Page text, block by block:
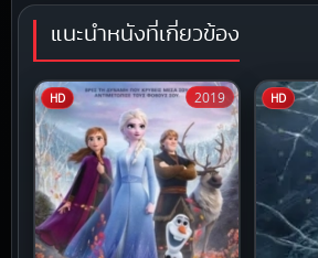
แนะนำหนังที่เกี่ยวข้อง
HD 2019 HD